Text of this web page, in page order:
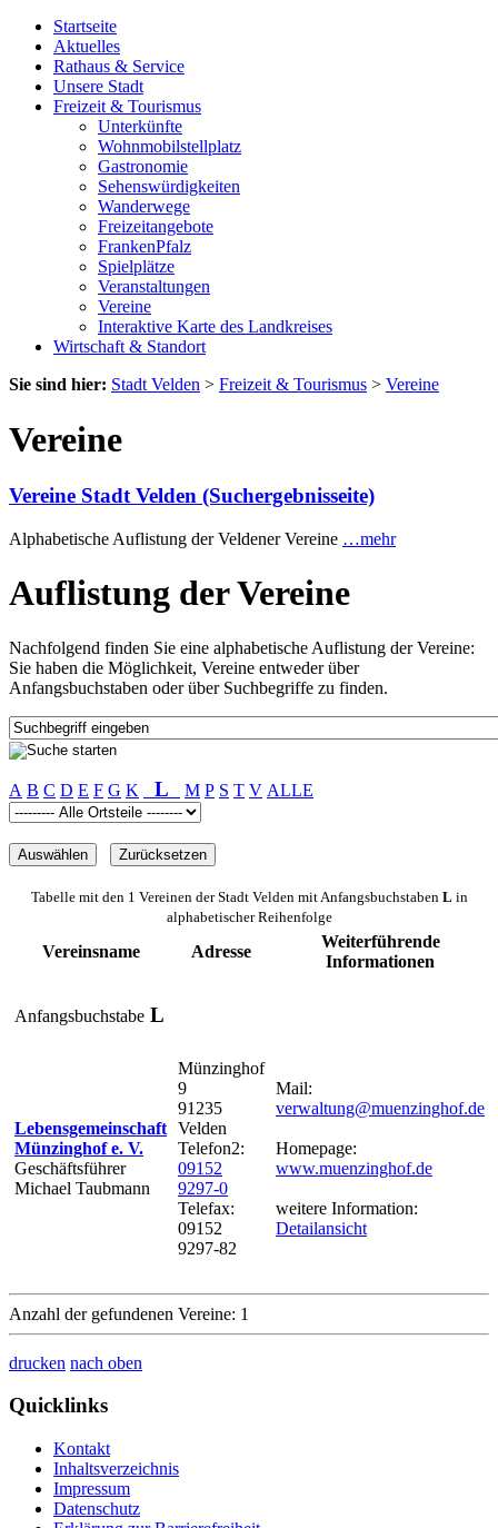
Startseite
Aktuelles
Rathaus & Service
Unsere Stadt
Freizeit & Tourismus
Unterkünfte
Wohnmobilstellplatz
Gastronomie
Sehenswürdigkeiten
Wanderwege
Freizeitangebote
FrankenPfalz
Spielplätze
Veranstaltungen
Vereine
Interaktive Karte des Landkreises
Wirtschaft & Standort
Sie sind hier: Stadt Velden > Freizeit & Tourismus > Vereine
Vereine
Vereine Stadt Velden (Suchergebnisseite)
Alphabetische Auflistung der Veldener Vereine …mehr
Auflistung der Vereine
Nachfolgend finden Sie eine alphabetische Auflistung der Vereine:
Sie haben die Möglichkeit, Vereine entweder über
Anfangsbuchstaben oder über Suchbegriffe zu finden.
A B C D E F G K L M P S T V ALLE
Tabelle mit den 1 Vereinen der Stadt Velden mit Anfangsbuchstaben L in
alphabetischer Reihenfolge
Vereinsname Adresse
Weiterführende
Informationen
Anfangsbuchstabe L
Lebensgemeinschaft
Münzinghof e. V.
Geschäftsführer
Michael Taubmann
Münzinghof
9
91235
Velden
Telefon2:
09152
9297-0
Telefax:
09152
9297-82
Mail:
verwaltung@muenzinghof.de
Homepage:
www.muenzinghof.de
weitere Information:
Detailansicht
Anzahl der gefundenen Vereine: 1
drucken nach oben
Quicklinks
Kontakt
Inhaltsverzeichnis
Impressum
Datenschutz